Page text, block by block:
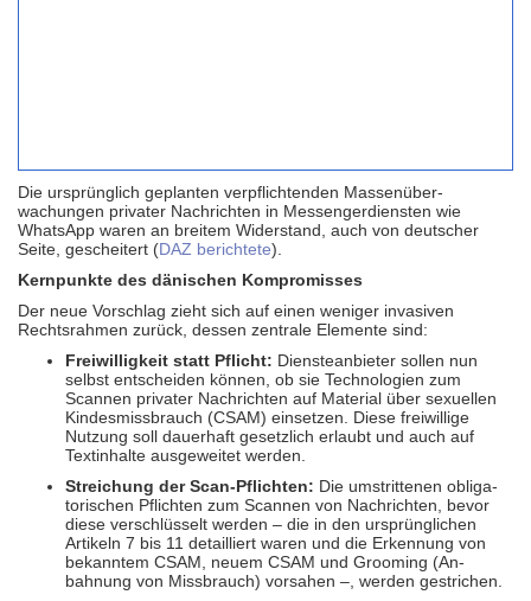
Die ursprünglich geplanten verpflich­tenden Massen­über­
wachungen privater Nach­richten in Messenger­diensten wie
WhatsApp waren an breitem Wider­stand, auch von deutscher
Seite, gescheitert (DAZ berichtete).
Kernpunkte des dänischen Kompromisses
Der neue Vorschlag zieht sich auf einen weniger invasiven
Rechts­rahmen zurück, dessen zentrale Elemente sind:
Freiwilligkeit statt Pflicht: Dienste­anbieter sollen nun
selbst ent­scheiden können, ob sie Techno­logien zum
Scannen privater Nach­richten auf Material über sexu­ellen
Kindes­miss­brauch (CSAM) einsetzen. Diese freiwillige
Nutzung soll dauer­haft gesetz­lich erlaubt und auch auf
Textinhalte ausgeweitet werden.
Streichung der Scan-Pflichten: Die um­stritte­nen obli­ga­
tori­schen Pflichten zum Scannen von Nach­richten, bevor
diese ver­schlüsselt werden – die in den ursprüng­lichen
Artikeln 7 bis 11 detail­liert waren und die Er­kennung von
bekanntem CSAM, neuem CSAM und Grooming (An­
bahnung von Miss­brauch) vorsahen –, werden gestrichen.